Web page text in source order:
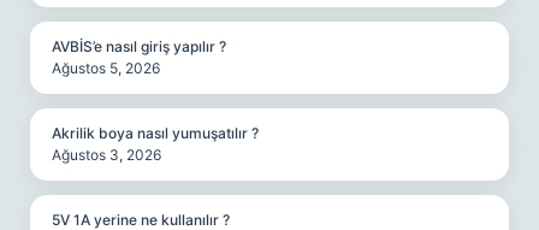
AVBİS’e nasıl giriş yapılır ?
Ağustos 5, 2026
Akrilik boya nasıl yumuşatılır ?
Ağustos 3, 2026
5V 1A yerine ne kullanılır ?